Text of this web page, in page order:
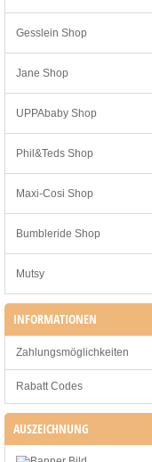
Gesslein Shop
Jane Shop
UPPAbaby Shop
Phil&Teds Shop
Maxi-Cosi Shop
Bumbleride Shop
Mutsy
INFORMATIONEN
Zahlungsmöglichkeiten
Rabatt Codes
AUSZEICHNUNG